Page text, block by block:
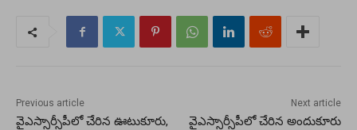
Previous article
వైఎస్సార్సీపీలో చేరిన ఊటుకూరు,
Next article
వైఎస్సార్సీపీలో చేరిన అందుకూరు